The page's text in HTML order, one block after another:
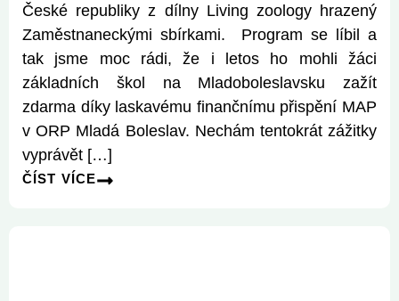
České republiky z dílny Living zoology hrazený
Zaměstnaneckými sbírkami. Program se líbil a
tak jsme moc rádi, že i letos ho mohli žáci
základních škol na Mladoboleslavsku zažít
zdarma díky laskavému finančnímu přispění MAP
v ORP Mladá Boleslav. Nechám tentokrát zážitky
vyprávět […]
ČÍST VÍCE